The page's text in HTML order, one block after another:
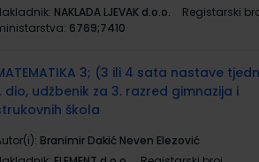
NAKLADA LJEVAK d.o.o.
Registarski
6769;7410
3; (3 ili 4 sata nastave
dio, udžbenik za 3. razred gimnazija i
škola
Branimir Dakić Neven Elezović